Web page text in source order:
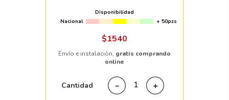
Disponibilidad
Nacional
+ 50pzs
$1540
Envío e instalación, gratis comprando
online
Cantidad ＋
－